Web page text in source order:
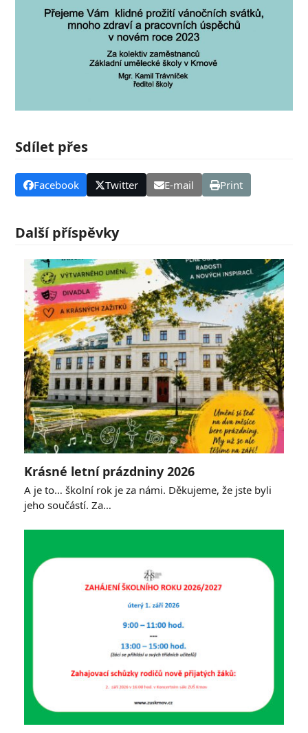
Sdílet přes
Facebook Twitter E-mail Print
Další příspěvky
Krásné letní prázdniny 2026
A je to… školní rok je za námi. Děkujeme, že jste byli
jeho součástí. Za…